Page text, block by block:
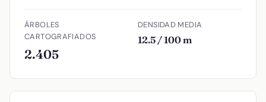
ÁRBOLES
CARTOGRAFIADOS
2.405
DENSIDAD MEDIA
12.5 / 100 m